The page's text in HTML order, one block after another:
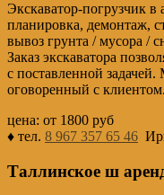
Экскаватор-погрузчик в
планировка, демонтаж,
вывоз грунта / мусора /
Заказ экскаватора
с поставленной
оговоренный с клиентом.
цена: от 1800 руб
♦ тел. 8 967 357 65 46
Таллинское ш